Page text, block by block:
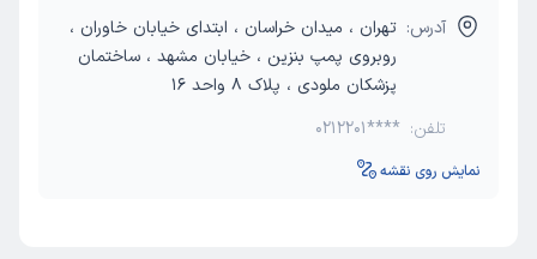
آدرس: تهران ، میدان خراسان ، ابتدای خیابان خاوران ،
روبروی پمپ بنزین ، خیابان مشهد ، ساختمان
پزشکان ملودی ، پلاک ۸ واحد ۱۶
تلفن: 0212201****
نمایش روی نقشه